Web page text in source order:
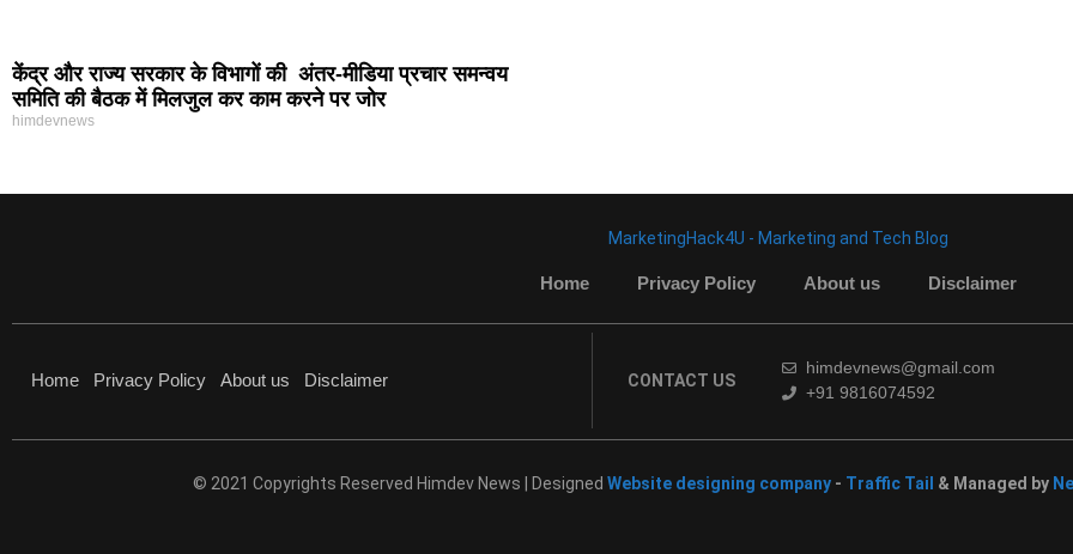
केंद्र और राज्य सरकार के विभागों की अंतर-मीडिया प्रचार समन्वय
समिति की बैठक में मिलजुल कर काम करने पर जोर
himdevnews
MarketingHack4U - Marketing and Tech Blog
Home Privacy Policy About us Disclaimer
Home Privacy Policy About us Disclaimer CONTACT US
himdevnews@gmail.com
+91 9816074592
© 2021 Copyrights Reserved Himdev News | Designed Website designing company- Traffic Tail & Managed by